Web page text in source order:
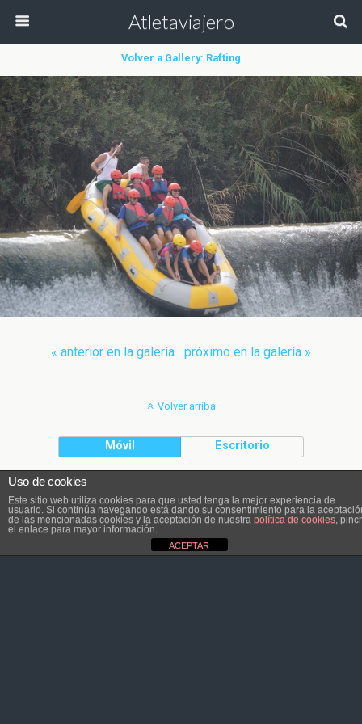
Atletaviajero
Volver a Gallery: Rafting
« anterior en la galería próximo en la galería »
Volver arriba
Móvil Escritorio
El contenido pertenece a Atletaviajero.info
Uso de cookies
Este sitio web utiliza cookies para que usted tenga la mejor experiencia de
usuario. Si continúa navegando está dando su consentimiento para la
de las mencionadas cookies y la aceptación de nuestra política de cookies ,
el enlace para mayor información.
ACEPTAR